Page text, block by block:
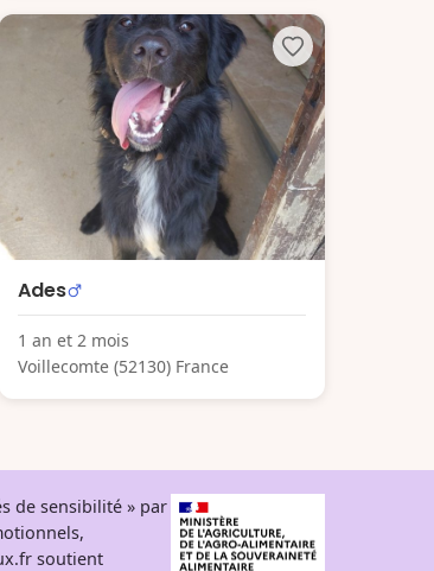
Ades
1 an et 2 mois
Voillecomte (52130) France
de sensibilité » par
soutient